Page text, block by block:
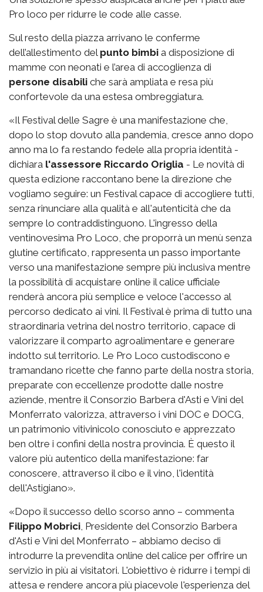
Pro loco per ridurre le code alle casse.
Sul resto della piazza arrivano le conferme
dell’allestimento del punto bimbi a disposizione di
mamme con neonati e l’area di accoglienza di
persone disabili che sarà ampliata e resa più
confortevole da una estesa ombreggiatura.
«Il Festival delle Sagre è una manifestazione che,
dopo lo stop dovuto alla pandemia, cresce anno dopo
anno ma lo fa restando fedele alla propria identità -
dichiara l'assessore Riccardo Origlia - Le novità di
questa edizione raccontano bene la direzione che
vogliamo seguire: un Festival capace di accogliere tutti,
senza rinunciare alla qualità e all'autenticità che da
sempre lo contraddistinguono. L'ingresso della
ventinovesima Pro Loco, che proporrà un menù senza
glutine certificato, rappresenta un passo importante
verso una manifestazione sempre più inclusiva mentre
la possibilità di acquistare online il calice ufficiale
renderà ancora più semplice e veloce l'accesso al
percorso dedicato ai vini. Il Festival è prima di tutto una
straordinaria vetrina del nostro territorio, capace di
valorizzare il comparto agroalimentare e generare
indotto sul territorio. Le Pro Loco custodiscono e
tramandano ricette che fanno parte della nostra storia,
preparate con eccellenze prodotte dalle nostre
aziende, mentre il Consorzio Barbera d'Asti e Vini del
Monferrato valorizza, attraverso i vini DOC e DOCG,
un patrimonio vitivinicolo conosciuto e apprezzato
ben oltre i confini della nostra provincia. È questo il
valore più autentico della manifestazione: far
conoscere, attraverso il cibo e il vino, l'identità
dell'Astigiano».
«Dopo il successo dello scorso anno – commenta
Filippo Mobrici, Presidente del Consorzio Barbera
d'Asti e Vini del Monferrato – abbiamo deciso di
introdurre la prevendita online del calice per offrire un
servizio in più ai visitatori. L'obiettivo è ridurre i tempi di
attesa e rendere ancora più piacevole l'esperienza del